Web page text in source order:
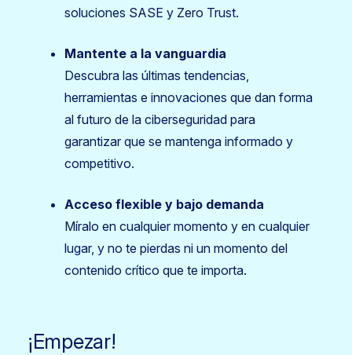
soluciones SASE y Zero Trust.
Mantente a la vanguardia
Descubra las últimas tendencias,
herramientas e innovaciones que dan forma
al futuro de la ciberseguridad para
garantizar que se mantenga informado y
competitivo.
Acceso flexible y bajo demanda
Míralo en cualquier momento y en cualquier
lugar, y no te pierdas ni un momento del
contenido crítico que te importa.
¡Empezar!